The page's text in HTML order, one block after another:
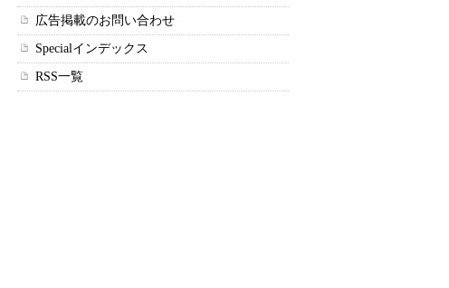
広告掲載のお問い合わせ
Specialインデックス
RSS一覧